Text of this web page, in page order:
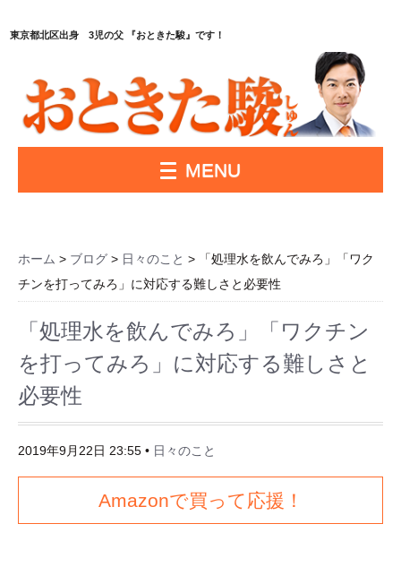
東京都北区出身 3児の父 『おときた駿』です！
MENU
ホーム > ブログ > 日々のこと > 「処理水を飲んでみろ」「ワク
チンを打ってみろ」に対応する難しさと必要性
「処理水を飲んでみろ」「ワクチン
を打ってみろ」に対応する難しさと
必要性
2019年9月22日 23:55 • 日々のこと
Amazonで買って応援！